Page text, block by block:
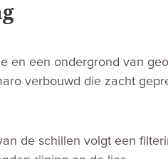
en een ondergrond van
verbouwd die zacht
de schillen volgt een